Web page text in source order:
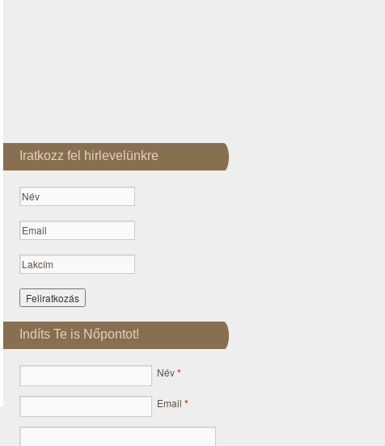
Iratkozz fel hirlevelünkre
Indíts Te is Nőpontot!
Név*
Email *